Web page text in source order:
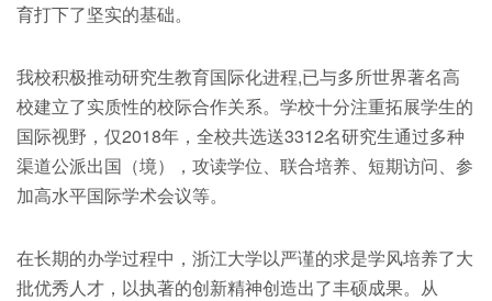
育打下了坚实的基础。
我校积极推动研究生教育国际化进程,已与多所世界著名高
校建立了实质性的校际合作关系。学校十分注重拓展学生的
国际视野，仅2018年，全校共选送3312名研究生通过多种
渠道公派出国（境），攻读学位、联合培养、短期访问、参
加高水平国际学术会议等。
在长期的办学过程中，浙江大学以严谨的求是学风培养了大
批优秀人才，以执著的创新精神创造出了丰硕成果。从